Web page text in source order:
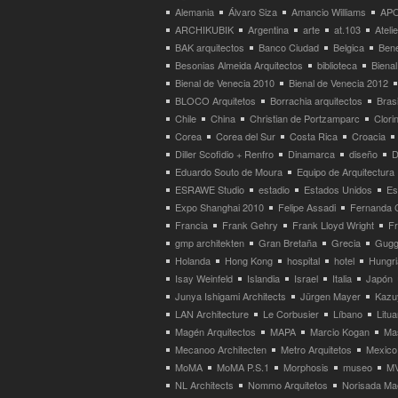
Alemania
Álvaro Siza Amancio Williams
ARCHIKUBIK
Argentina arte at.103
BAK arquitectos
Banco Ciudad Belgica
Besonias Almeida Arquitectos
biblioteca
Bienal de Venecia 2010
Bienal de Venecia 2012
BLOCO Arquitetos
Borrachia arquitectos
Chile
China Christian de Portzamparc
Corea
Corea del Sur Costa Rica Croacia
Diller Scofidio + Renfro
Dinamarca diseño
Eduardo Souto de Moura
Equipo de Arquitectura
ESRAWE Studio
estadio Estados Unidos
Expo Shanghai 2010
Felipe Assadi Fernanda
Francia
Frank Gehry Frank Lloyd Wright
gmp architekten
Gran Bretaña Grecia
Holanda
Hong Kong hospital hotel
Isay Weinfeld
Islandia Israel Italia Japón
Junya Ishigami Architects
Jürgen Mayer
LAN Architecture
Le Corbusier Líbano
Magén Arquitectos
MAPA Marcio Kogan
Mecanoo Architecten
Metro Arquitetos Mexico
MoMA
MoMA P.S.1 Morphosis museo
NL Architects
Nommo Arquitetos Norisada